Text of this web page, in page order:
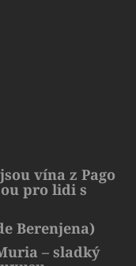
vína z Pago
pro lidi s
Berenjena)
– sladký